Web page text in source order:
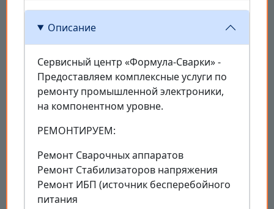
Описание
Сервисный центр «Формула-Сварки» -
Предоставляем комплексные услуги по
ремонту промышленной электроники,
на компонентном уровне.
РЕМОНТИРУЕМ:
Ремонт Сварочных аппаратов
Ремонт Стабилизаторов напряжения
Ремонт ИБП (источник бесперебойного
питания